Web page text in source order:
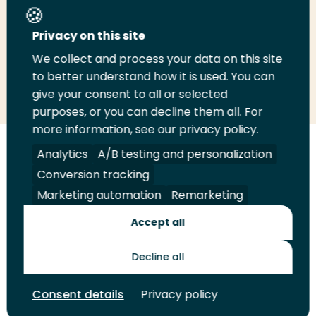
Deel deze pagina
Deel
LinkedIn
Deel
op
Twitter
Deel
op
Facebook
Email
deze
pagina
Print
deze
pagina
Volg
ons
op
LinkedIn
Volg
ons
op
Facebook
Volg
ons
op
YouTube
Volg
ons
op
Instagram
Juridisch Security A-Z Index
Contact
Toekomstmakers
Privacy on this site
We collect and process your data on this site
to better understand how it is used. You can
give your consent to all or selected
purposes, or you can decline them all. For
more information, see our privacy policy.
Analytics
A/B testing and personalization
Conversion tracking
Marketing automation
Remarketing
Accept all
Decline all
Consent details Privacy policy